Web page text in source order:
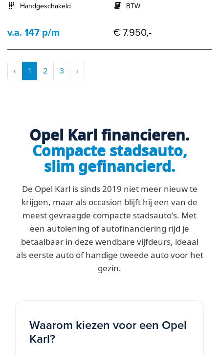
Handgeschakeld
BTW
v.a. 147 p/m € 7.950,-
‹ 1 2 3 ›
Opel Karl financieren.
Compacte stadsauto,
slim gefinancierd.
De Opel Karl is sinds 2019 niet meer nieuw te
krijgen, maar als occasion blijft hij een van de
meest gevraagde compacte stadsauto's. Met
een autolening of autofinanciering rijd je
betaalbaar in deze wendbare vijfdeurs, ideaal
als eerste auto of handige tweede auto voor het
gezin.
Waarom kiezen voor een Opel
Karl?